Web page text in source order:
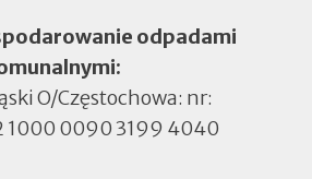
odpadami
O/Częstochowa: nr:
1000 0090 3199 4040